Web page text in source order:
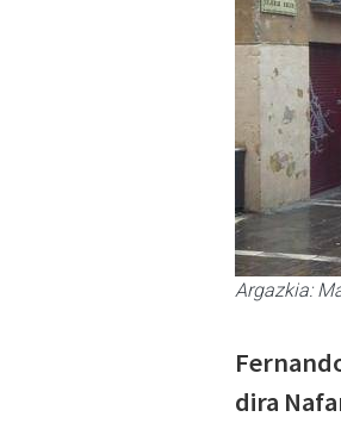
Argazkia:
dira